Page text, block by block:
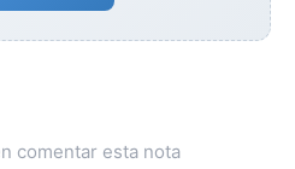
comentar esta nota